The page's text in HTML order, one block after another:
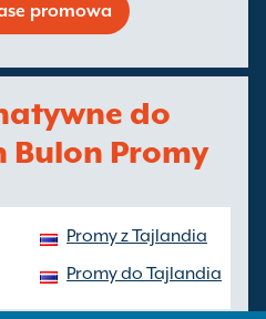
promowa
do
Bulon Promy
Promy z Tajlandia
Promy do Tajlandia